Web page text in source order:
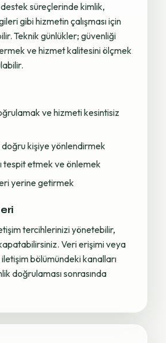
süreçlerinde kimlik,
gibi hizmetin çalışması için
Teknik günlükler; güvenliği
ve hizmet kalitesini ölçmek
ve hizmeti kesintisiz
kişiye yönlendirmek
tespit etmek ve önlemek
yerine getirmek
tercihlerinizi yönetebilir,
Veri erişimi veya
bölümündeki kanalları
doğrulaması sonrasında